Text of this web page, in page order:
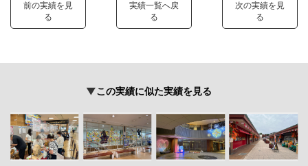
前の実績を見
る
実績一覧へ戻
る
次の実績を見
る
この実績に似た実績を見る